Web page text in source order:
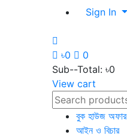
Sign In
৳0
0
Sub--Total: ৳0
View cart
বুক হাউজ অফার
আইন ও বিচার